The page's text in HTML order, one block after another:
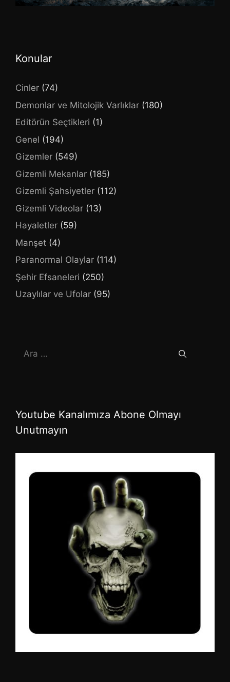
Konular
Cinler (74)
Demonlar ve Mitolojik Varlıklar (180)
Editörün Seçtikleri (1)
Genel (194)
Gizemler (549)
Gizemli Mekanlar (185)
Gizemli Şahsiyetler (112)
Gizemli Videolar (13)
Hayaletler (59)
Manşet (4)
Paranormal Olaylar (114)
Şehir Efsaneleri (250)
Uzaylılar ve Ufolar (95)
için
Youtube Kanalımıza Abone Olmayı
Unutmayın